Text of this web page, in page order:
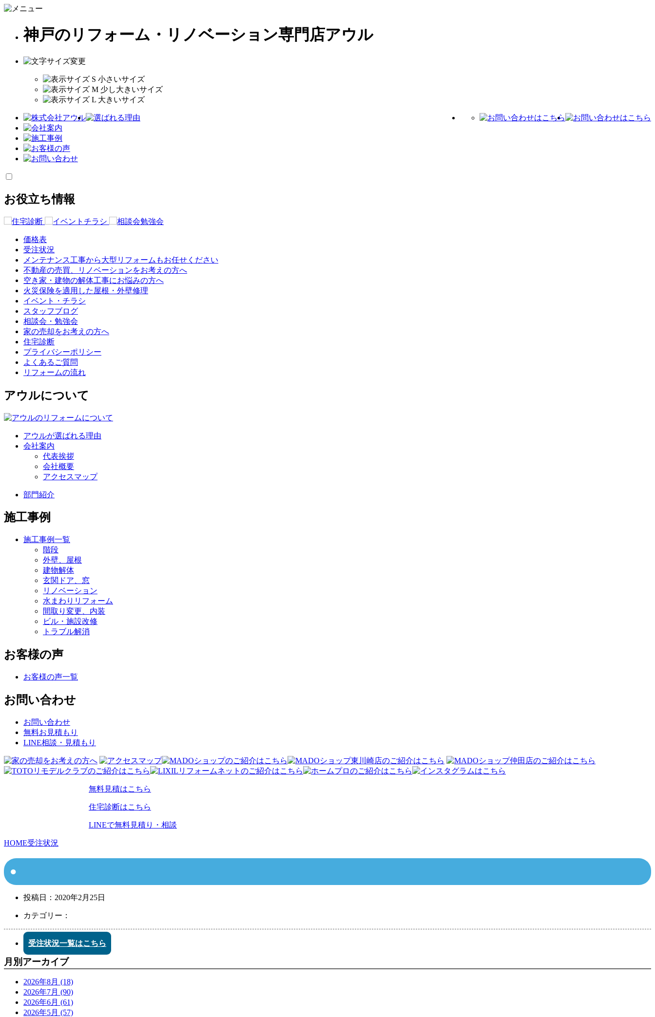
神戸のリフォーム・リノベーション専門店アウル
お役立ち情報
価格表
受注状況
メンテナンス工事から大型リフォームもお任せください
不動産の売買、リノベーションをお考えの方へ
空き家・建物の解体工事にお悩みの方へ
火災保険を適用した屋根・外壁修理
イベント・チラシ
スタッフブログ
相談会・勉強会
家の売却をお考えの方へ
住宅診断
プライバシーポリシー
よくあるご質問
リフォームの流れ
アウルについて
アウルが選ばれる理由
会社案内
代表挨拶
会社概要
アクセスマップ
部門紹介
施工事例
施工事例一覧
階段
外壁、屋根
建物解体
玄関ドア、窓
リノベーション
水まわりリフォーム
間取り変更、内装
ビル・施設改修
トラブル解消
お客様の声
お客様の声一覧
お問い合わせ
お問い合わせ
無料お見積もり
LINE相談・見積もり
無料見積はこちら
住宅診断はこちら
LINEで無料見積り・相談
HOME受注状況
投稿日： 2020年2月25日
カテゴリー：
受注状況一覧はこちら
月別アーカイブ
2026年8月 (18)
2026年7月 (90)
2026年6月 (61)
2026年5月 (57)